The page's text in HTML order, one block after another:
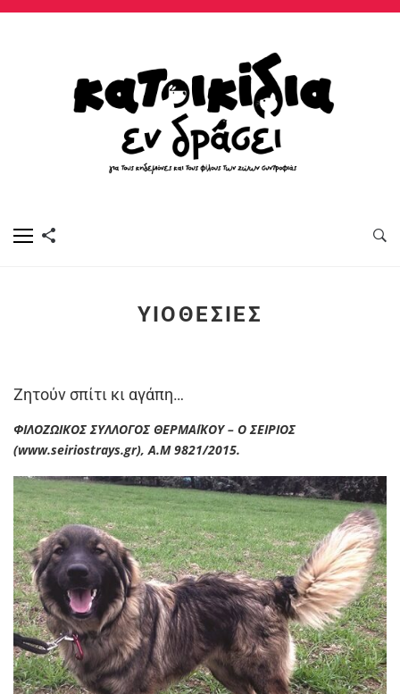
ΥΙΟΘΕΣΊΕΣ
Ζητούν σπίτι κι αγάπη…
ΦΙΛΟΖΩΙΚΟΣ ΣΥΛΛΟΓΟΣ ΘΕΡΜΑΪΚΟΥ – Ο ΣΕΙΡΙΟΣ
(www.seiriostrays.gr), Α.Μ 9821/2015.